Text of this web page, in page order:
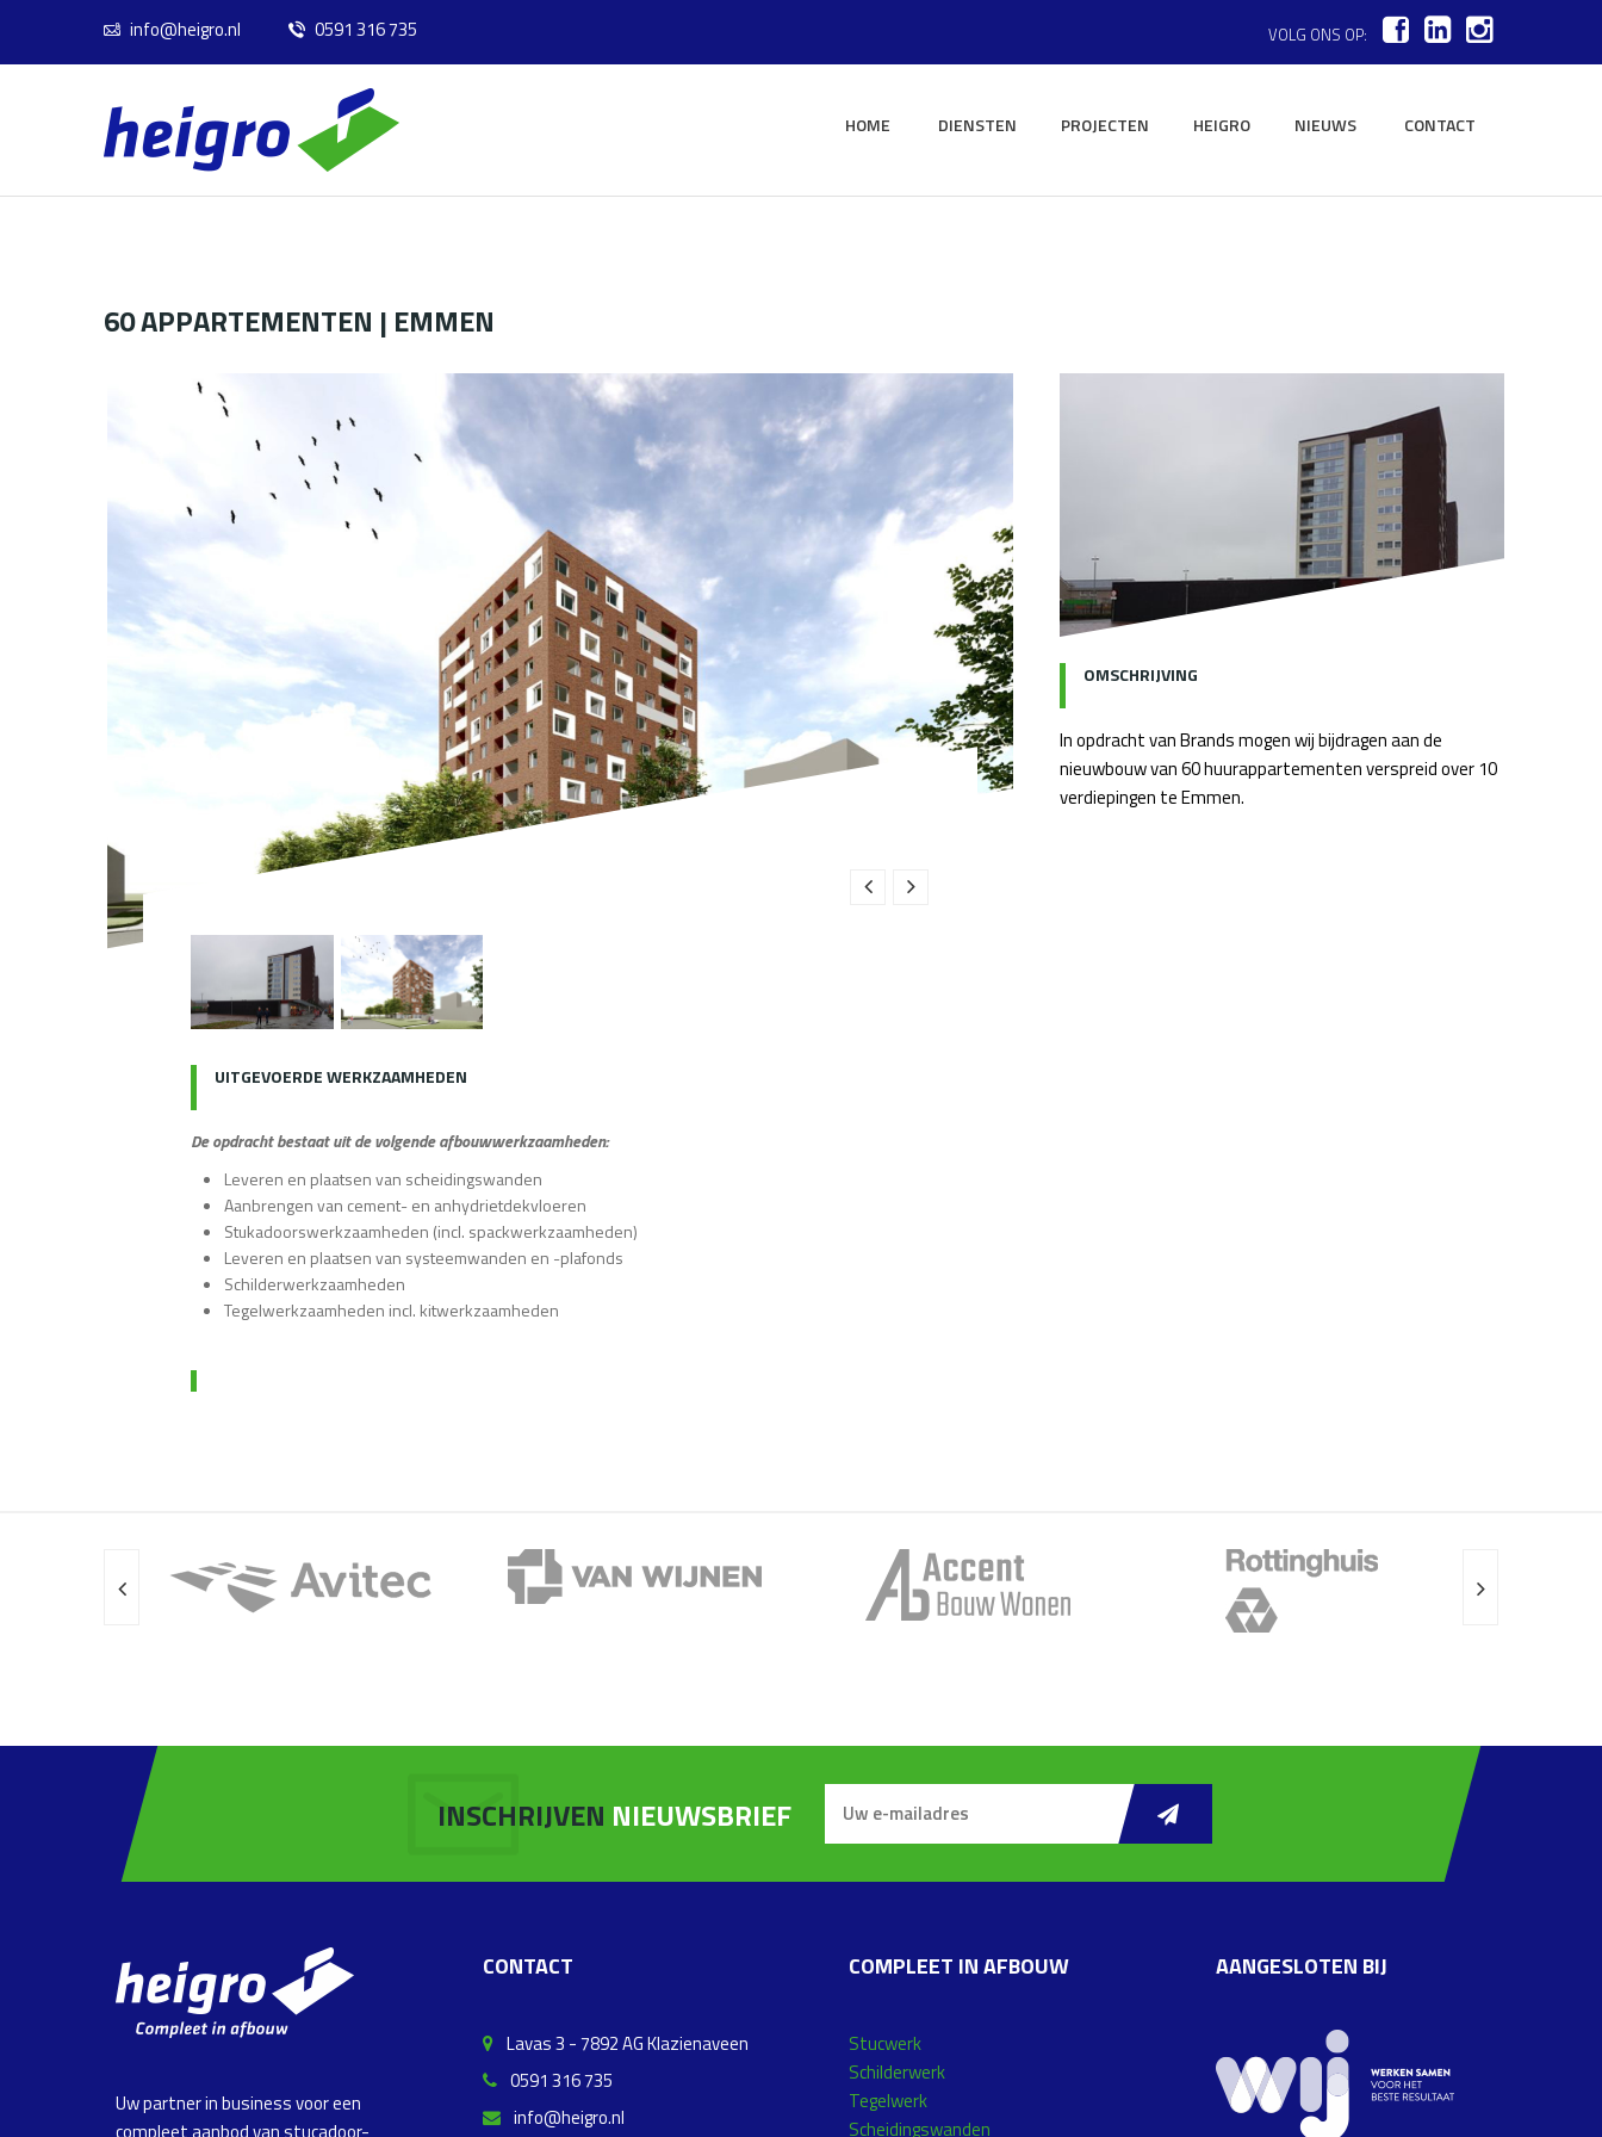
info@heigro.nl 0591 316 735 VOLG ONS OP:
HOME DIENSTEN PROJECTEN HEIGRO NIEUWS CONTACT
60 APPARTEMENTEN | EMMEN
UITGEVOERDE WERKZAAMHEDEN
De opdracht bestaat uit de volgende afbouwwerkzaamheden:
Leveren en plaatsen van scheidingswanden
Aanbrengen van cement- en anhydrietdekvloeren
Stukadoorswerkzaamheden (incl. spackwerkzaamheden)
Leveren en plaatsen van systeemwanden en -plafonds
Schilderwerkzaamheden
Tegelwerkzaamheden incl. kitwerkzaamheden
OMSCHRIJVING
In opdracht van Brands mogen wij bijdragen aan de
nieuwbouw van 60 huurappartementen verspreid over 10
verdiepingen te Emmen.
INSCHRIJVEN NIEUWSBRIEF
Uw partner in business voor een
CONTACT
Lavas 3 - 7892 AG Klazienaveen
0591 316 735
info@heigro.nl
COMPLEET IN AFBOUW
Stucwerk
Schilderwerk
Tegelwerk
Scheidingswanden
AANGESLOTEN BIJ